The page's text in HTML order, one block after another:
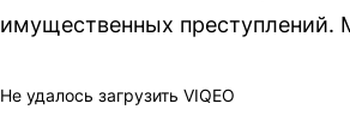
имущественных преступлений.
Не удалось загрузить VIQEO